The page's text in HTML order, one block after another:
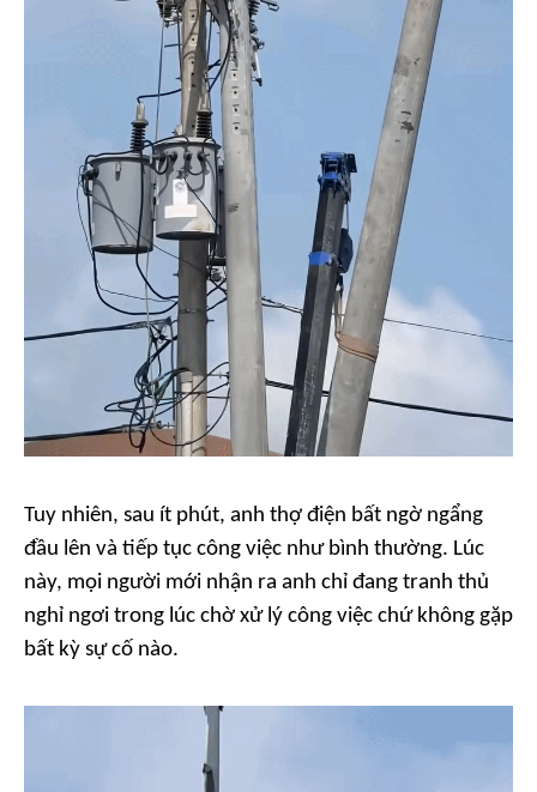
Tuy nhiên, sau ít phút, anh thợ điện bất ngờ ngẩng
đầu lên và tiếp tục công việc như bình thường. Lúc
này, mọi người mới nhận ra anh chỉ đang tranh thủ
nghỉ ngơi trong lúc chờ xử lý công việc chứ không gặp
bất kỳ sự cố nào.